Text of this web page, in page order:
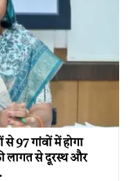
से 97 गांवों में होगा
लागत से दूरस्थ और